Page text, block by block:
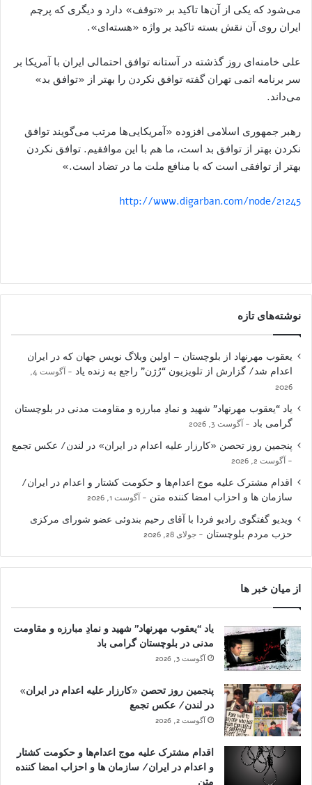
می‌شود که یکی از آن‌ها تاکید بر «توقف» دارد و دیگری که پرچم
ایران روی آن نقش بسته تاکید بر واژه «هسته‌ای».
علی خامنه‌ای روز گذشته در آستانه توافق احتمالی ایران با آمریکا بر
سر برنامه اتمی تهران گفته توافق نکردن را بهتر از «توافق بد»
می‌داند.
رهبر جمهوری اسلامی افزوده «آمریکایی‌ها مرتب می‌گویند توافق
نکردن بهتر از توافق بد است، ما هم با این موافقیم. توافق نکردن
بهتر از توافقی است که با منافع ملت ما در تضاد است.»
http://www.digarban.com/node/21245
نوشته‌های تازه
یعقوب مهرنهاد از بلوچستان – اولین وبلاگ نویس جهان که در ایران
اعدام شد/ گزارش از تلویزیون “رُژن” راجع به زنده یاد
آگوست 4,
2026
یاد “یعقوب مهرنهاد” شهید و نمادِ مبارزه و مقاومت مدنی در بلوچستان
گرامی باد
آگوست 3, 2026
پنجمین روز تحصن «کارزار علیه اعدام در ایران» در لندن/ عکس تجمع
آگوست 2, 2026
اقدام مشترک علیه موج اعدام‌ها و حکومت کشتار و اعدام در ایران/
سازمان ها و احزاب امضا کننده متن
آگوست 1, 2026
ویدیو گفتگوی رادیو فردا با آقای رحیم بندوئی عضو شورای مرکزی
حزب مردم بلوچستان
جولای 28, 2026
از میان خبر ها
یاد “یعقوب مهرنهاد” شهید و نمادِ مبارزه و مقاومت
مدنی در بلوچستان گرامی باد
آگوست 3, 2026
پنجمین روز تحصن «کارزار علیه اعدام در ایران»
در لندن/ عکس تجمع
آگوست 2, 2026
اقدام مشترک علیه موج اعدام‌ها و حکومت کشتار
و اعدام در ایران/ سازمان ها و احزاب امضا کننده
متن